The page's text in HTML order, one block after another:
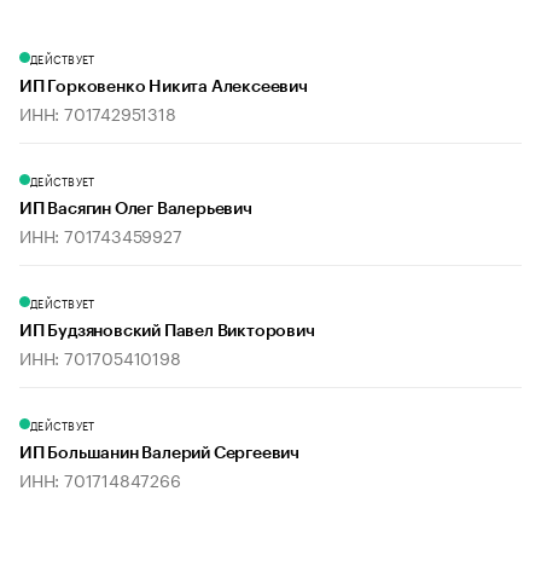
ДЕЙСТВУЕТ
ИП Горковенко Никита Алексеевич
ИНН: 701742951318
ДЕЙСТВУЕТ
ИП Васягин Олег Валерьевич
ИНН: 701743459927
ДЕЙСТВУЕТ
ИП Будзяновский Павел Викторович
ИНН: 701705410198
ДЕЙСТВУЕТ
ИП Большанин Валерий Сергеевич
ИНН: 701714847266